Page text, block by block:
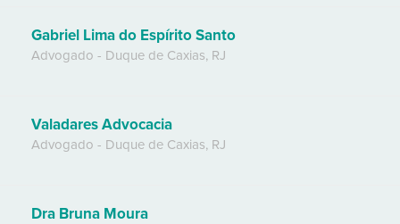
Gabriel Lima do Espírito Santo
Advogado - Duque de Caxias, RJ
Valadares Advocacia
Advogado - Duque de Caxias, RJ
Dra Bruna Moura